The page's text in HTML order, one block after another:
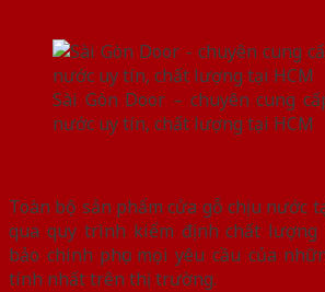
Sài Gòn Door – chuyên cung
nước uy tín, chất lượng tại HCM
Toàn bộ sản phẩm cửa gỗ chịu nước
qua quy trình kiểm định chất lượng
bảo chinh phục mọi yêu cầu của
tính nhất trên thị trường.